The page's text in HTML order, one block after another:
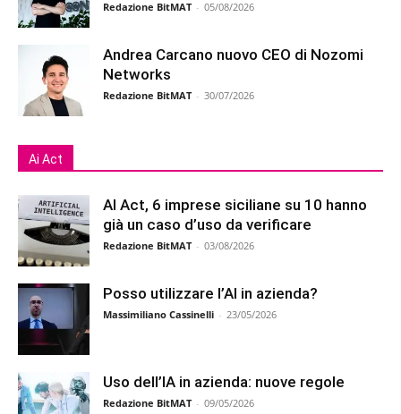
Redazione BitMAT - 05/08/2026
Andrea Carcano nuovo CEO di Nozomi
Networks
Redazione BitMAT - 30/07/2026
Ai Act
AI Act, 6 imprese siciliane su 10 hanno
già un caso d’uso da verificare
Redazione BitMAT - 03/08/2026
Posso utilizzare l’AI in azienda?
Massimiliano Cassinelli - 23/05/2026
Uso dell’IA in azienda: nuove regole
Redazione BitMAT - 09/05/2026